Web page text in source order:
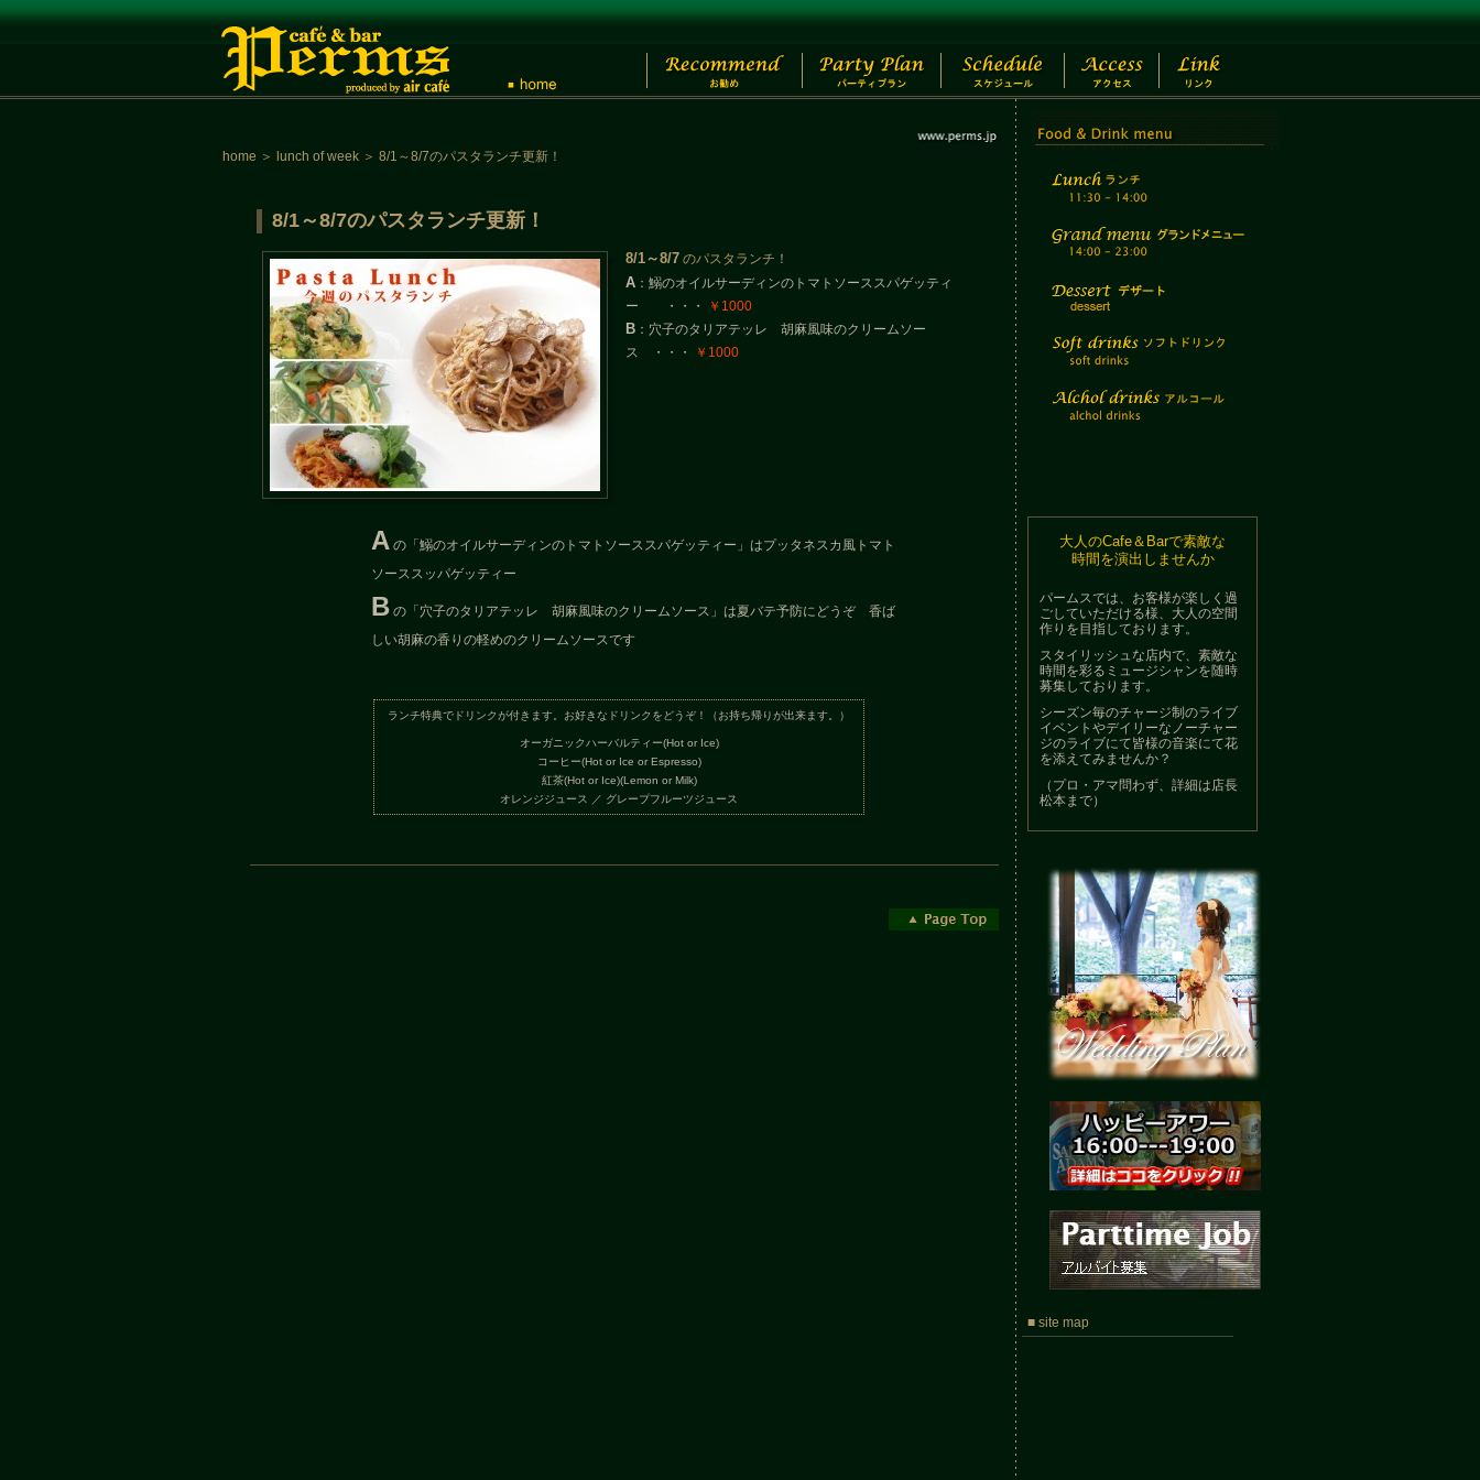
home ＞ lunch of week ＞ 8/1～8/7のパスタランチ更新！
8/1～8/7のパスタランチ更新！
8/1～8/7 のパスタランチ！
A ：鰯のオイルサーディンのトマトソーススパゲッティ
ー ・・・
￥1000
B ：穴子のタリアテッレ 胡麻風味のクリームソー
ス ・・・
￥1000
A の「鰯のオイルサーディンのトマトソーススパゲッティー」はプッタネスカ風トマト
ソーススッパゲッティー
B の「穴子のタリアテッレ 胡麻風味のクリームソース」は夏バテ予防にどうぞ 香ば
しい胡麻の香りの軽めのクリームソースです
ランチ特典でドリンクが付きます。お好きなドリンクをどうぞ！（お持ち帰りが出来ます。）
オーガニックハーバルティー(Hot or Ice)
コーヒー(Hot or Ice or Espresso)
紅茶(Hot or Ice)(Lemon or Milk)
オレンジジュース ／ グレープフルーツジュース
大人のCafe＆Barで素敵な
時間を演出しませんか
パームスでは、お客様が楽しく過
ごしていただける様、大人の空間
作りを目指しております。
スタイリッシュな店内で、素敵な
時間を彩るミュージシャンを随時
募集しております。
シーズン毎のチャージ制のライブ
イベントやデイリーなノーチャー
ジのライブにて皆様の音楽にて花
を添えてみませんか？
（プロ・アマ問わず、詳細は店長
松本まで）
■ site map